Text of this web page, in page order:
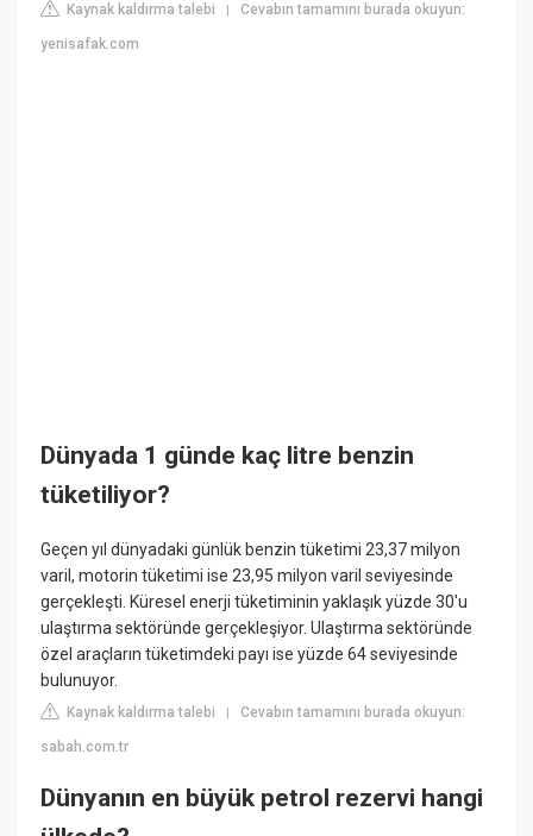
Kaynak kaldırma talebi |Cevabın tamamını burada okuyun:
yenisafak.com
Dünyada 1 günde kaç litre benzin
tüketiliyor?
Geçen yıl dünyadaki günlük benzin tüketimi 23,37 milyon
varil, motorin tüketimi ise 23,95 milyon varil seviyesinde
gerçekleşti. Küresel enerji tüketiminin yaklaşık yüzde 30'u
ulaştırma sektöründe gerçekleşiyor. Ulaştırma sektöründe
özel araçların tüketimdeki payı ise yüzde 64 seviyesinde
bulunuyor.
Kaynak kaldırma talebi |Cevabın tamamını burada okuyun:
sabah.com.tr
Dünyanın en büyük petrol rezervi hangi